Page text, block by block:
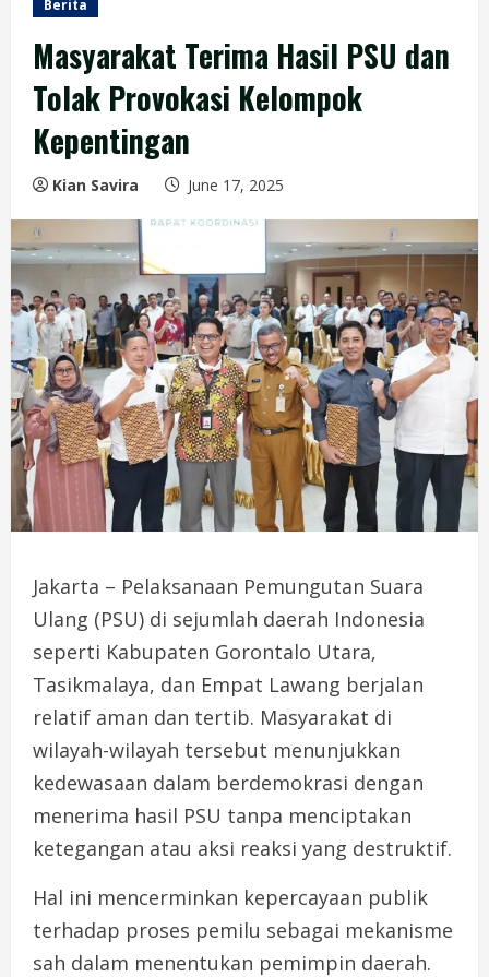
Berita
Masyarakat Terima Hasil PSU dan
Tolak Provokasi Kelompok
Kepentingan
Kian Savira June 17, 2025
Jakarta – Pelaksanaan Pemungutan Suara
Ulang (PSU) di sejumlah daerah Indonesia
seperti Kabupaten Gorontalo Utara,
Tasikmalaya, dan Empat Lawang berjalan
relatif aman dan tertib. Masyarakat di
wilayah-wilayah tersebut menunjukkan
kedewasaan dalam berdemokrasi dengan
menerima hasil PSU tanpa menciptakan
ketegangan atau aksi reaksi yang destruktif.
Hal ini mencerminkan kepercayaan publik
terhadap proses pemilu sebagai mekanisme
sah dalam menentukan pemimpin daerah.